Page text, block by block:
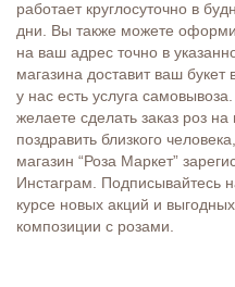
работает круглосуточно в
дни. Вы также можете
на ваш адрес точно в
магазина доставит ваш букет
у нас есть услуга
желаете сделать заказ роз
поздравить близкого
магазин “Роза Маркет”
Инстаграм. Подписывайтесь
курсе новых акций и
композиции с розами.